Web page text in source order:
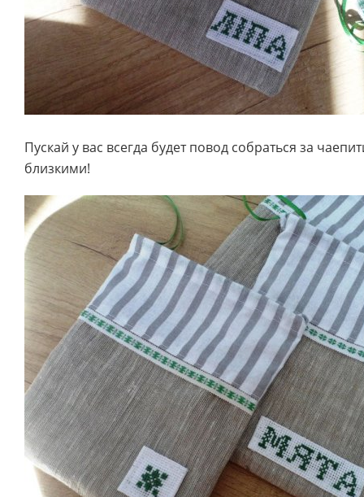
Пускай у вас всегда будет повод собраться за
близкими!